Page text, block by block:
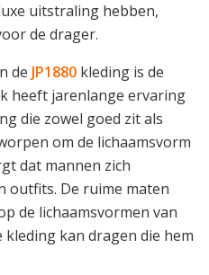
uitstraling hebben,
de drager.
de JP1880 kleding is de
heeft jarenlange ervaring
die zowel goed zit als
om de lichaamsvorm
dat mannen zich
outfits. De ruime maten
de lichaamsvormen van
kan dragen die hem